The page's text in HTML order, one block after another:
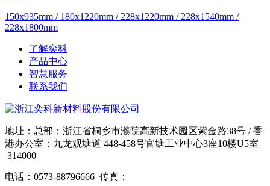
150x935mm / 180x1220mm / 228x1220mm / 228x1540mm /
228x1800mm
了解奕科
产品中心
智慧服务
联系我们
地址：总部：浙江省桐乡市濮院高新技术园区紫金路38号 / 香
港办公室：九龙观塘道 448-458号官塘工业中心3座10楼U5室
314000
电话：0573-88796666 传真：